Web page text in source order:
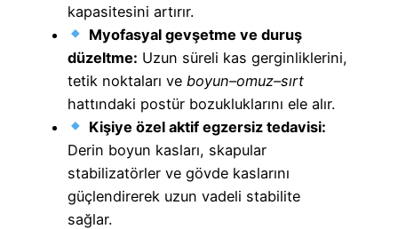
kapasitesini artırır.
Myofasyal gevşetme ve duruş
düzeltme: Uzun süreli kas gerginliklerini,
tetik noktaları ve boyun–omuz–sırt
hattındaki postür bozukluklarını ele alır.
Kişiye özel aktif egzersiz tedavisi:
Derin boyun kasları, skapular
stabilizatörler ve gövde kaslarını
güçlendirerek uzun vadeli stabilite
sağlar.